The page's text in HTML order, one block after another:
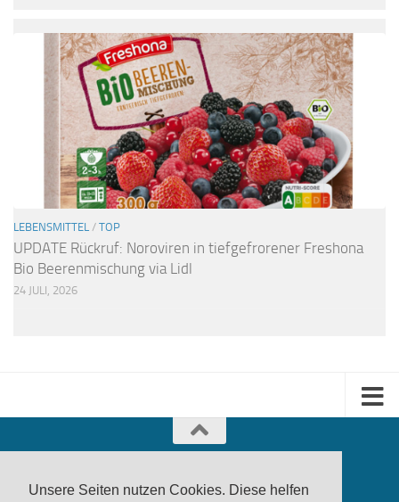
Unsere Seiten nutzen Cookies. Diese helfen
LEBENSMITTEL / TOP
UPDATE Rückruf: Noroviren in tiefgefrorener Freshona
Bio Beerenmischung via Lidl
24 JULI, 2026